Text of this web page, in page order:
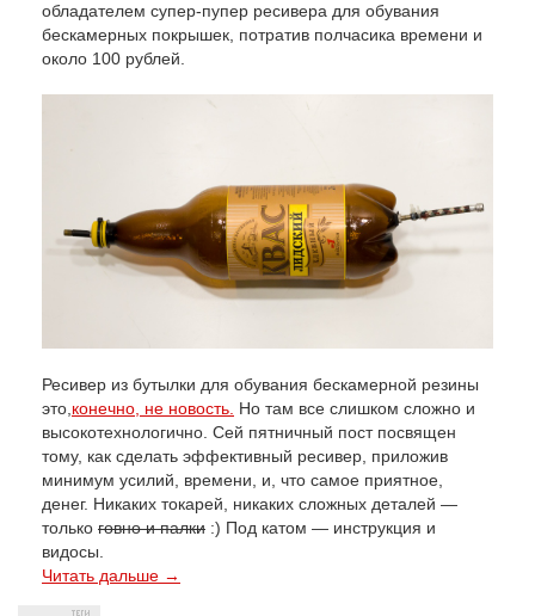
обладателем супер-пупер ресивера для обувания
бескамерных покрышек, потратив полчасика времени и
около 100 рублей.
Ресивер из бутылки для обувания бескамерной резины
это, конечно, не новость. Но там все слишком сложно и
высокотехнологично. Сей пятничный пост посвящен
тому, как сделать эффективный ресивер, приложив
минимум усилий, времени, и, что самое приятное,
денег. Никаких токарей, никаких сложных деталей —
только говно и палки :) Под катом — инструкция и
видосы.
Читать дальше →